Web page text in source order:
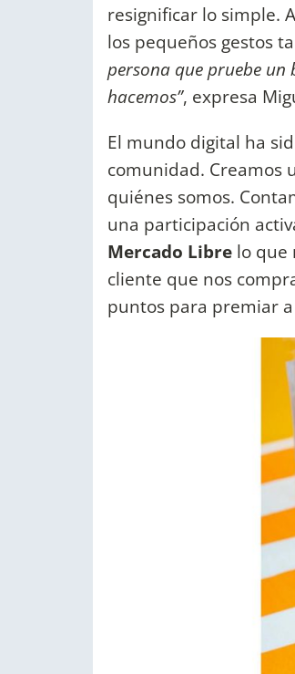
resignificar lo simple.
los pequeños gestos
persona que pruebe un
hacemos”, expresa
El mundo digital ha
comunidad. Creamos
quiénes somos.
una participación
Mercado Libre lo que
cliente que nos
puntos para premiar